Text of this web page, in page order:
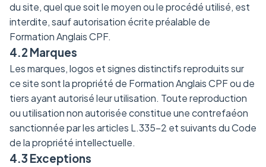
du site, quel que soit le moyen ou le procédé utilisé, est
interdite, sauf autorisation écrite préalable de
Formation Anglais CPF.
4.2 Marques
Les marques, logos et signes distinctifs reproduits sur
ce site sont la propriété de Formation Anglais CPF ou de
tiers ayant autorisé leur utilisation. Toute reproduction
ou utilisation non autorisée constitue une contrefaéon
sanctionnée par les articles L.335-2 et suivants du Code
de la propriété intellectuelle.
4.3 Exceptions